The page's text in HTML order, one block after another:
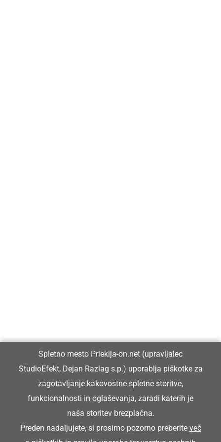
Glavni in odgovorni urednik:
Dejan Razlag
info@prlekija-on.net
Spletno mesto Prlekija-on.net (upravljalec
StudioEfekt, Dejan Razlag s.p.) uporablja piškotke za
zagotavljanje kakovostne spletne storitve,
funkcionalnosti in oglaševanja, zaradi katerih je
naša storitev brezplačna.
Preden nadaljujete, si prosimo pozorno preberite več